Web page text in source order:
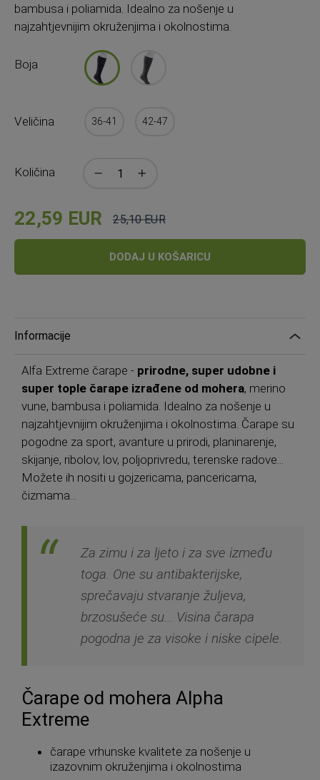
bambusa i poliamida. Idealno za nošenje u
najzahtjevnijim okruženjima i okolnostima.
Boja
Veličina 36-41 42-47
Količina
Cijena
22,59 EUR
Standardna
25,10 EUR
DODAJ U KOŠARICU
Informacije
Alfa Extreme čarape - prirodne, super udobne i
super tople čarape izrađene od mohera, merino
vune, bambusa i poliamida. Idealno za nošenje u
najzahtjevnijim okruženjima i okolnostima. Čarape su
pogodne za sport, avanture u prirodi, planinarenje,
skijanje, ribolov, lov, poljoprivredu, terenske radove...
Možete ih nositi u gojzericama, pancericama,
čizmama...
Za zimu i za ljeto i za sve između
toga. One su antibakterijske,
sprečavaju stvaranje žuljeva,
brzosušeće su... Visina čarapa
pogodna je za visoke i niske cipele.
Čarape od mohera Alpha
Extreme
čarape vrhunske kvalitete za nošenje u
izazovnim okruženjima i okolnostima